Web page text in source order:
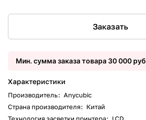
Заказать
Мин. сумма заказа товара 30 000 руб
Характеристики
Производитель: Anycubic
Страна производителя: Китай